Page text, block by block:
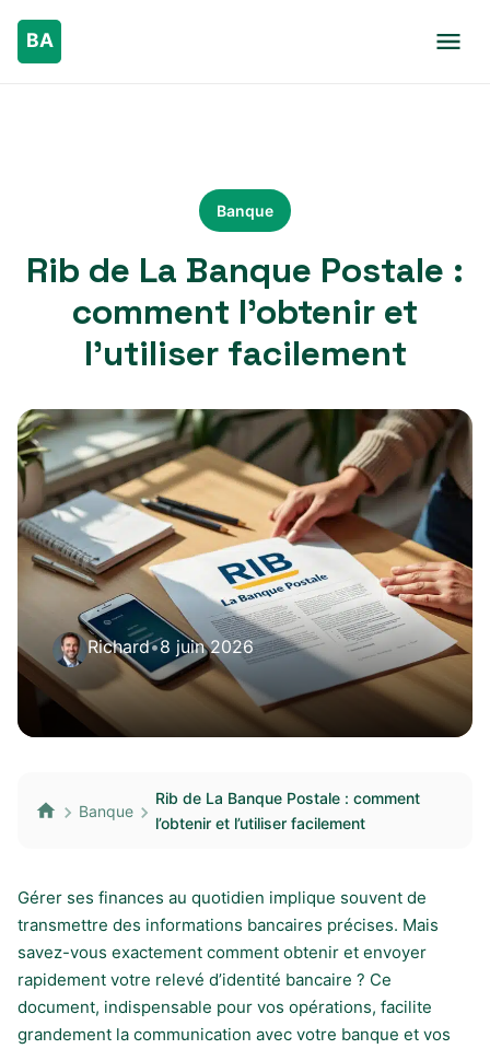
Banque
Rib de La Banque Postale :
comment l’obtenir et
l’utiliser facilement
Richard•8 juin 2026
Banque
Rib de La Banque Postale : comment
l’obtenir et l’utiliser facilement
Gérer ses finances au quotidien implique souvent de
transmettre des informations bancaires précises. Mais
savez-vous exactement comment obtenir et envoyer
rapidement votre relevé d’identité bancaire ? Ce
document, indispensable pour vos opérations, facilite
grandement la communication avec votre banque et vos